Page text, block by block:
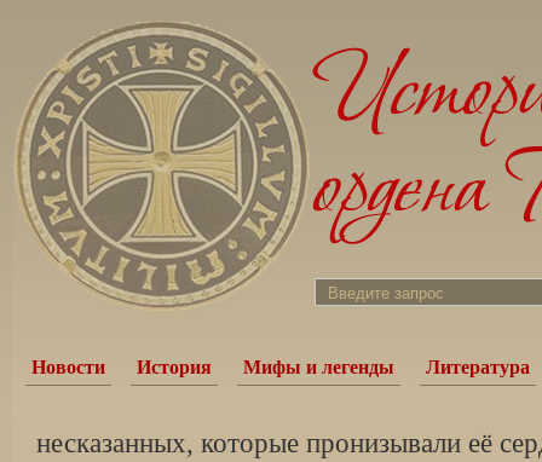
Новости История Мифы и легенды Литература
несказанных, которые пронизывали её